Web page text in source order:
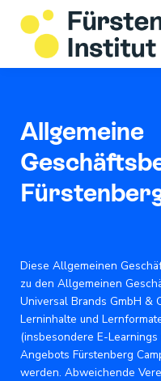
Info
Allgemeine
Diese Allgemeinen
zu den Allgemeinen
Universal Brands GmbH &
Lerninhalte und
(insbesondere E-
Angebots Fürstenberg
werden. Abweichende